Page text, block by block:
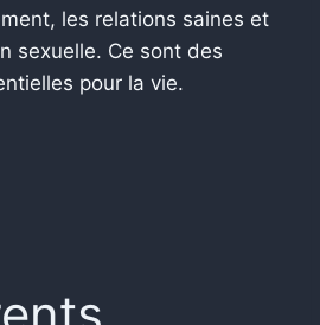
les relations saines et
sexuelle. Ce sont des
pour la vie.